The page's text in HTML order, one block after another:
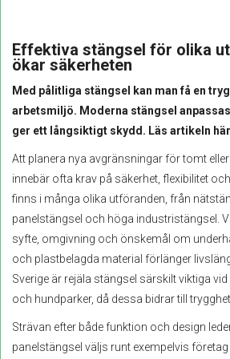
Effektiva stängsel för olika
ökar säkerheten
Med pålitliga stängsel kan man få en
arbetsmiljö. Moderna stängsel
ger ett långsiktigt skydd. Läs artikeln
Att planera nya avgränsningar för tomt
innebär ofta krav på säkerhet, flexibilitet
finns i många olika utföranden, från
panelstängsel och höga industristängsel.
syfte, omgivning och önskemål om
och plastbelagda material förlänger
Sverige är rejäla stängsel särskilt viktiga
och hundparker, då dessa bidrar till
Strävan efter både funktion och design
panelstängsel väljs runt exempelvis